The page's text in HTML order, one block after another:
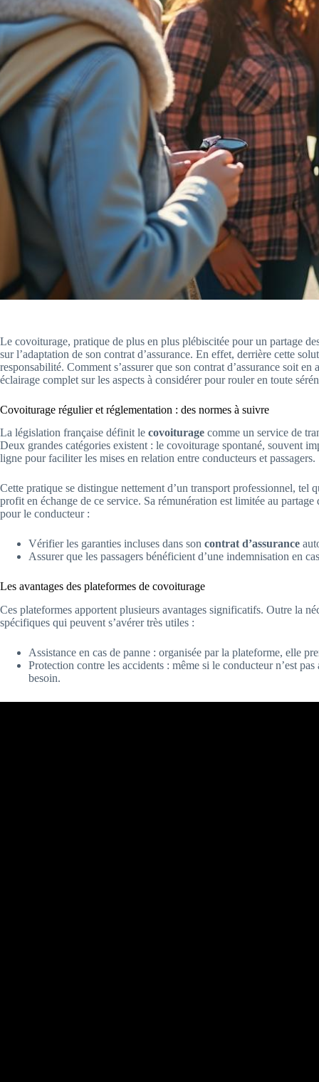
Le covoiturage, pratique de plus en plus plébiscitée pour un partage
sur l’adaptation de son contrat d’assurance. En effet, derrière cette
responsabilité. Comment s’assurer que son contrat d’assurance soit
éclairage complet sur les aspects à considérer pour rouler en toute
Covoiturage régulier et réglementation : des normes à suivre
La législation française définit le covoiturage comme un service de
Deux grandes catégories existent : le covoiturage spontané, souvent
ligne pour faciliter les mises en relation entre conducteurs et passagers.
Cette pratique se distingue nettement d’un transport professionnel,
profit en échange de ce service. Sa rémunération est limitée au
pour le conducteur :
Vérifier les garanties incluses dans son contrat d’assurance
Assurer que les passagers bénéficient d’une indemnisation en
Les avantages des plateformes de covoiturage
Ces plateformes apportent plusieurs avantages significatifs. Outre la
spécifiques qui peuvent s’avérer très utiles :
Assistance en cas de panne : organisée par la plateforme, elle
Protection contre les accidents : même si le conducteur n’est
besoin.